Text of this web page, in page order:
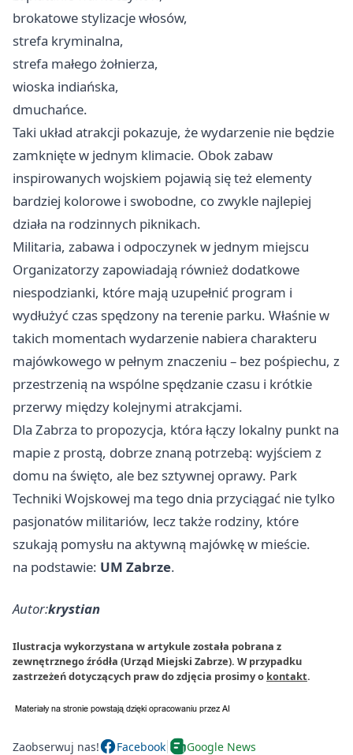
brokatowe stylizacje włosów,
strefa kryminalna,
strefa małego żołnierza,
wioska indiańska,
dmuchańce.
Taki układ atrakcji pokazuje, że wydarzenie nie będzie
zamknięte w jednym klimacie. Obok zabaw
inspirowanych wojskiem pojawią się też elementy
bardziej kolorowe i swobodne, co zwykle najlepiej
działa na rodzinnych piknikach.
Militaria, zabawa i odpoczynek w jednym miejscu
Organizatorzy zapowiadają również dodatkowe
niespodzianki, które mają uzupełnić program i
wydłużyć czas spędzony na terenie parku. Właśnie w
takich momentach wydarzenie nabiera charakteru
majówkowego w pełnym znaczeniu – bez pośpiechu, z
przestrzenią na wspólne spędzanie czasu i krótkie
przerwy między kolejnymi atrakcjami.
Dla Zabrza to propozycja, która łączy lokalny punkt na
mapie z prostą, dobrze znaną potrzebą: wyjściem z
domu na święto, ale bez sztywnej oprawy. Park
Techniki Wojskowej ma tego dnia przyciągać nie tylko
pasjonatów militariów, lecz także rodziny, które
szukają pomysłu na aktywną majówkę w mieście.
na podstawie: UM Zabrze.
Autor:krystian
Ilustracja wykorzystana w artykule została pobrana z
zewnętrznego źródła (Urząd Miejski Zabrze). W przypadku
zastrzeżeń dotyczących praw do zdjęcia prosimy o kontakt.
Zaobserwuj nas! Facebook Google News